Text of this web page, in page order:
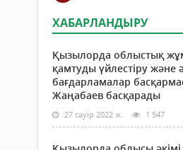
ХАБАРЛАНДЫРУ
Қызылорда облыстық
қамтуды үйлестіру және
бағдарламалар
Жаңабаев басқарады
27 сәуір 2022 ж. 1 547